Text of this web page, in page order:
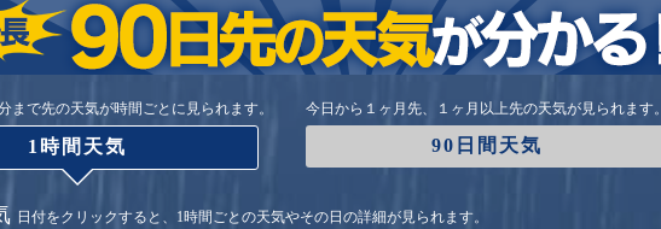
まで先の天気が時間ごとに見られます。
1時間天気
今日から１ヶ月先、１ヶ月以上先の天気が見られます。
90日間天気
日付をクリックすると、1時間ごとの天気やその日の詳細が見られます。